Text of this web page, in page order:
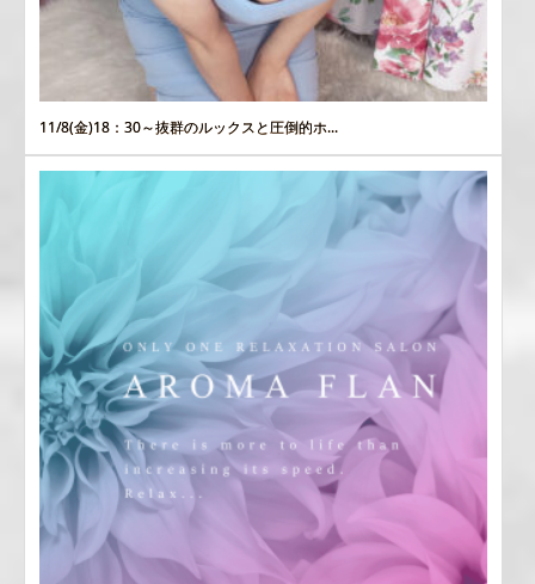
11/8(金)18：30～抜群のルックスと圧倒的ホ...